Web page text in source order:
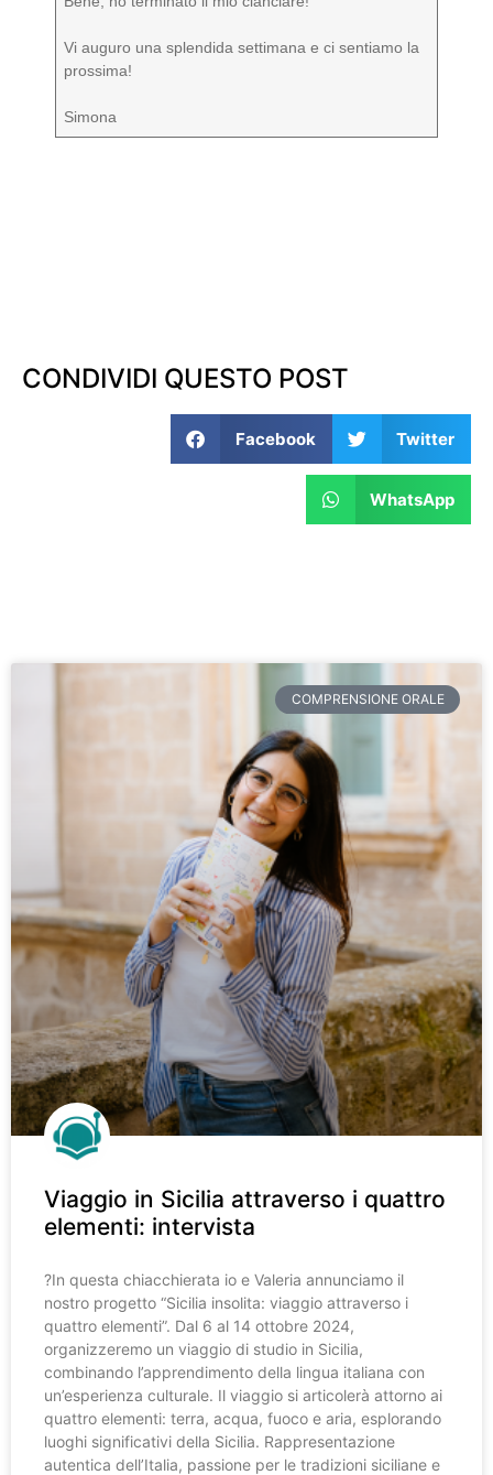
Vi auguro una splendida settimana e ci sentiamo la
prossima!
Simona
CONDIVIDI QUESTO POST
Facebook Twitter
WhatsApp
COMPRENSIONE ORALE
Viaggio in Sicilia attraverso i quattro
elementi: intervista
?️In questa chiacchierata io e Valeria annunciamo il
nostro progetto “Sicilia insolita: viaggio attraverso i
quattro elementi”. Dal 6 al 14 ottobre 2024,
organizzeremo un viaggio di studio in Sicilia,
combinando l’apprendimento della lingua italiana con
un’esperienza culturale. Il viaggio si articolerà attorno ai
quattro elementi: terra, acqua, fuoco e aria, esplorando
luoghi significativi della Sicilia. Rappresentazione
autentica dell’Italia, passione per le tradizioni siciliane e